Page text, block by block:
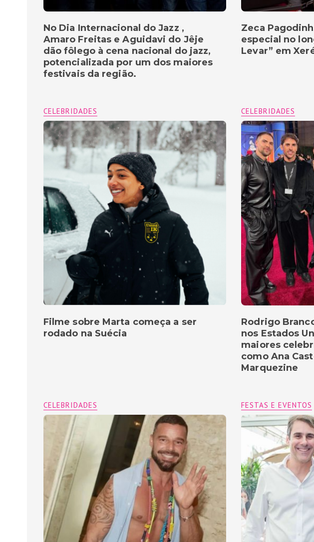
Zeca
especial no
Levar” em
No Dia Internacional do Jazz ,
Amaro Freitas e Aguidavi do Jêje
dão fôlego à cena nacional do jazz,
potencializada por um dos maiores
festivais da região.
CELEBRIDADES
Rodrigo
nos Estados
maiores
como Ana
Marquezine
CELEBRIDADES
Filme sobre Marta começa a ser
rodado na Suécia
FESTAS E EVENTOS
CELEBRIDADES